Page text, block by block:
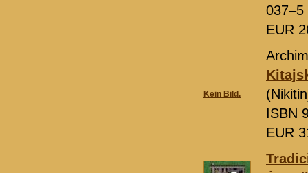
037–5
EUR
Kein Bild.
ISBN
EUR